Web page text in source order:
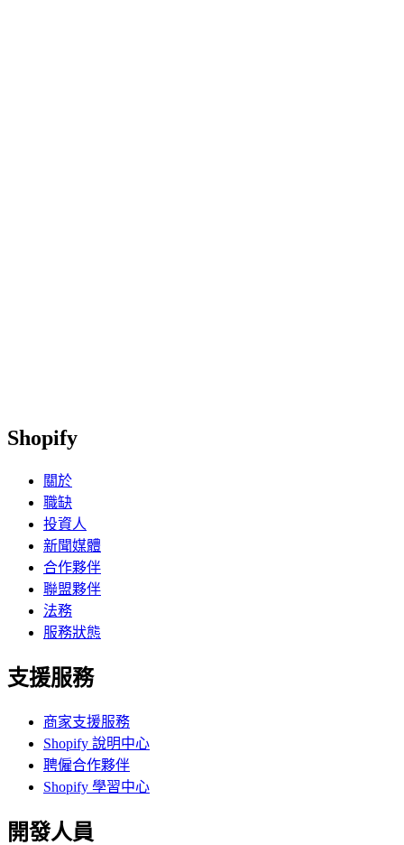
Shopify
關於
職缺
投資人
新聞媒體
合作夥伴
聯盟夥伴
法務
服務狀態
支援服務
商家支援服務
Shopify 說明中心
聘僱合作夥伴
Shopify 學習中心
開發人員